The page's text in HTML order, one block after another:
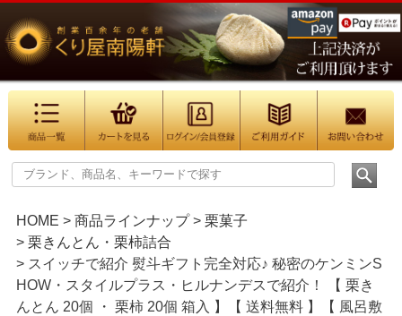
HOME 商品ラインナップ
栗菓子
栗きんとん・栗柿詰合
スイッチで紹介 熨斗ギフト完全対応♪ 秘密のケンミンS
HOW・スタイルプラス・ヒルナンデスで紹介！ 【 栗き
んとん 20個 ・ 栗柿 20個 箱入 】【 送料無料 】【 風呂敷